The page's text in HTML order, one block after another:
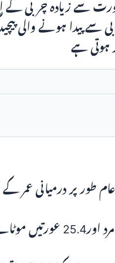
سے زیادہ چربی کے
سے پیدا ہونے والی
ہوتی ہے
طور پر درمیانی عمر کے
ایک اندازے کے مطابق23 فیصد مرد